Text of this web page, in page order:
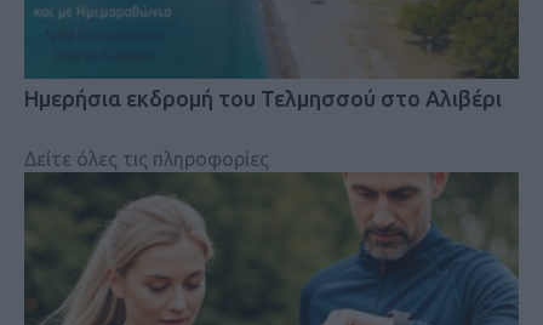
Ημερήσια εκδρομή του Τελμησσού στο Αλιβέρι
Δείτε όλες τις πληροφορίες